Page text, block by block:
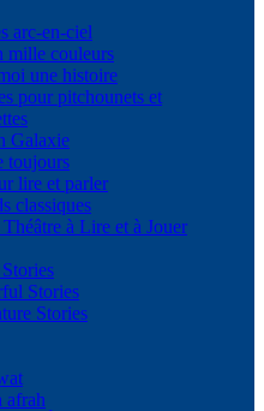
arc-en-ciel
mille couleurs
une histoire
pour pitchounets et
Galaxie
toujours
lire et parler
classiques
Théâtre à Lire et à Jouer
Stories
Stories
afrah